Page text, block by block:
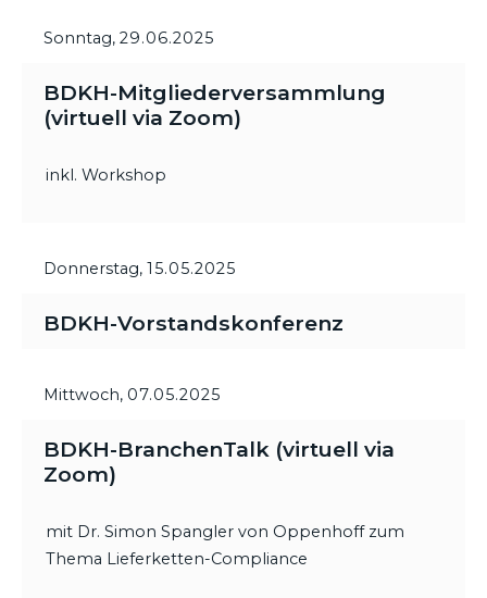
Sonntag, 29.06.2025
BDKH-Mitgliederversammlung
(virtuell via Zoom)
inkl. Workshop
Donnerstag, 15.05.2025
BDKH-Vorstandskonferenz
Mittwoch, 07.05.2025
BDKH-BranchenTalk (virtuell via
Zoom)
mit Dr. Simon Spangler von Oppenhoff zum
Thema Lieferketten-Compliance